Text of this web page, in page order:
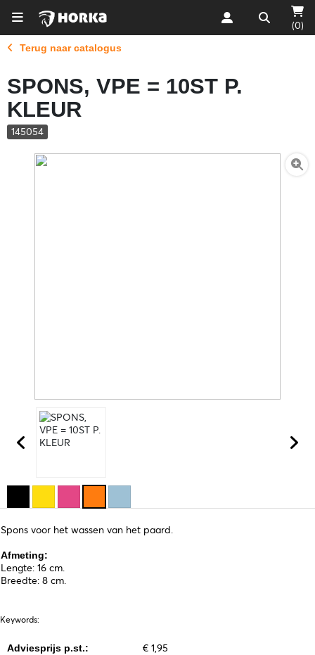
(0)
Terug naar catalogus
SPONS, VPE = 10ST P.
KLEUR
145054
Spons voor het wassen van het paard.
Afmeting:
Lengte: 16 cm.
Breedte: 8 cm.
Keywords:
Adviesprijs p.st.: € 1,95